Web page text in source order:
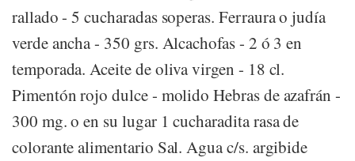
rallado - 5 cucharadas soperas. Ferraura o judía
verde ancha - 350 grs. Alcachofas - 2 ó 3 en
temporada. Aceite de oliva virgen - 18 cl.
Pimentón rojo dulce - molido Hebras de azafrán -
300 mg. o en su lugar 1 cucharadita rasa de
colorante alimentario Sal. Agua c/s. argibide